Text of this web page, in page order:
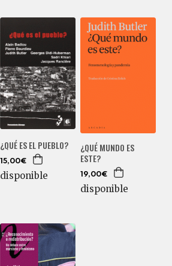
¿QUÉ ES EL PUEBLO?
15,00€
disponible
¿QUÉ MUNDO ES
ESTE?
19,00€
disponible